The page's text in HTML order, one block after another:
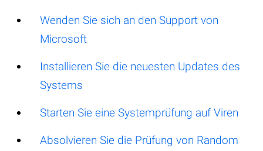
Wenden Sie sich an den Support von
Microsoft
Installieren Sie die neuesten Updates des
Systems
Starten Sie eine Systemprüfung auf Viren
Absolvieren Sie die Prüfung von Random